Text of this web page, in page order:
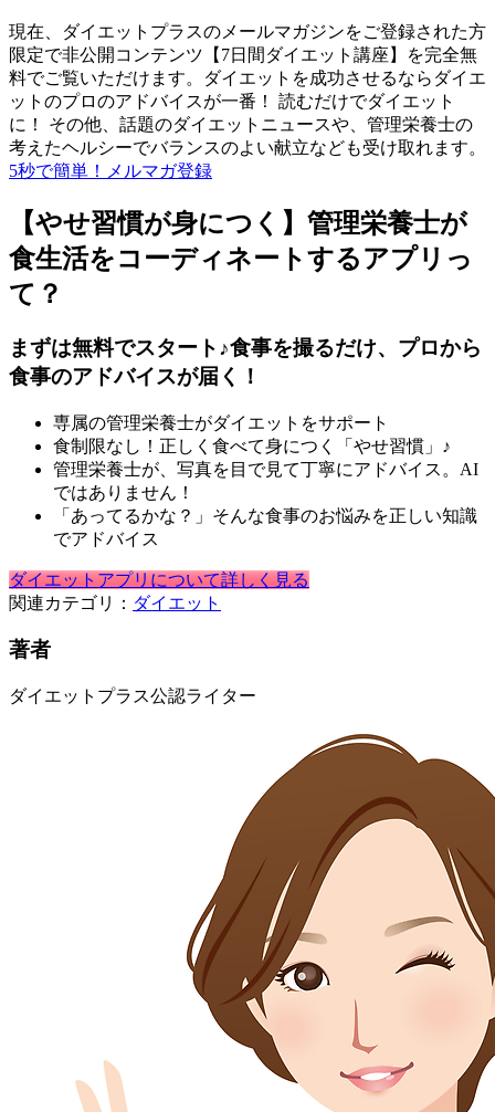
現在、ダイエットプラスのメールマガジンをご登録された方
限定で非公開コンテンツ【7日間ダイエット講座】を完全無
料でご覧いただけます。ダイエットを成功させるならダイエ
ットのプロのアドバイスが一番！ 読むだけでダイエット
に！ その他、話題のダイエットニュースや、管理栄養士の
考えたヘルシーでバランスのよい献立なども受け取れます。
5秒で簡単！メルマガ登録
【やせ習慣が身につく】管理栄養士が
食生活をコーディネートするアプリっ
て？
まずは無料でスタート♪食事を撮るだけ、プロから
食事のアドバイスが届く！
専属の管理栄養士がダイエットをサポート
食制限なし！正しく食べて身につく「やせ習慣」♪
管理栄養士が、写真を目で見て丁寧にアドバイス。AI
ではありません！
「あってるかな？」そんな食事のお悩みを正しい知識
でアドバイス
ダイエットアプリについて詳しく見る
関連カテゴリ： ダイエット
著者
ダイエットプラス公認ライター